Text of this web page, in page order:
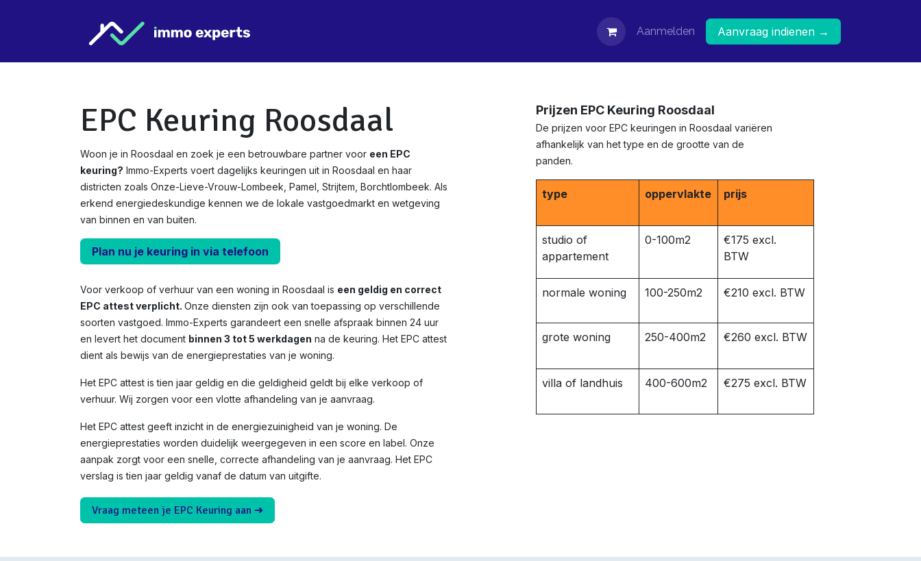
Contact Aanmelden Aanvraag indienen →
EPC Keuring Roosdaal
Woon je in Roosdaal en zoek je een betrouwbare partner voor een EPC
keuring? Immo-Experts voert dagelijks keuringen uit in Roosdaal en haar
districten zoals Onze-Lieve-Vrouw-Lombeek, Pamel, Strijtem, Borchtlombeek. Als
erkend energiedeskundige kennen we de lokale vastgoedmarkt en wetgeving
van binnen en van buiten.
Plan nu je keuring in via telefoon
Voor verkoop of verhuur van een woning in Roosdaal is een geldig en correct
EPC attest verplicht. Onze diensten zijn ook van toepassing op verschillende
soorten vastgoed. Immo-Experts garandeert een snelle afspraak binnen 24 uur
en levert het document binnen 3 tot 5 werkdagen na de keuring. Het EPC attest
dient als bewijs van de energieprestaties van je woning.
Het EPC attest is tien jaar geldig en die geldigheid geldt bij elke verkoop of
verhuur. Wij zorgen voor een vlotte afhandeling van je aanvraag.
Het EPC attest geeft inzicht in de energiezuinigheid van je woning. De
energieprestaties worden duidelijk weergegeven in een score en label. Onze
aanpak zorgt voor een snelle, correcte afhandeling van je aanvraag. Het EPC
verslag is tien jaar geldig vanaf de datum van uitgifte.
Vraag meteen je EPC Keuring aan ➜
Prijzen EPC Keuring Roosdaal
De prijzen voor EPC keuringen in Roosdaal variëren
afhankelijk van het type en de grootte van de
panden.
type oppervlakte prijs
studio of
appartement
0-100m2
€175 excl.
BTW
normale woning 100-250m2 €210 excl. BTW
grote woning 250-400m2 €260 excl. BTW
villa of landhuis 400-600m2 €275 excl. BTW